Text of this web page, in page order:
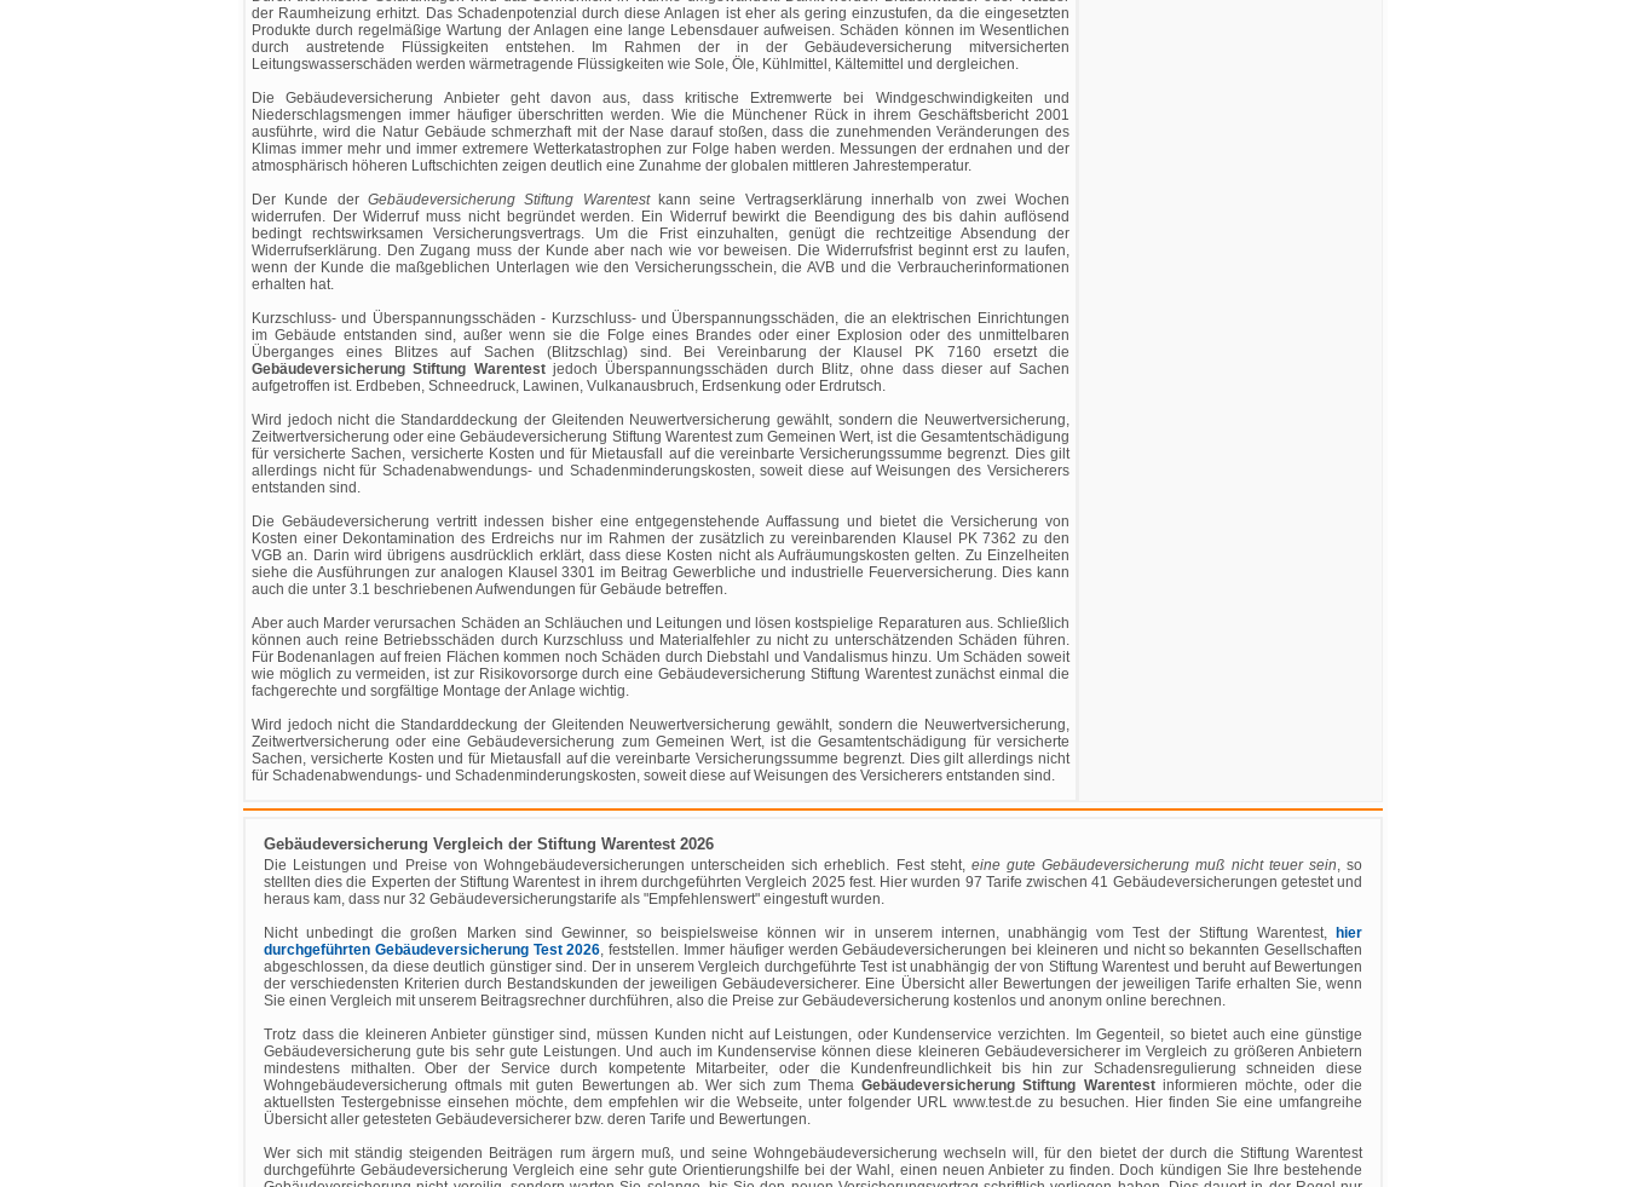
der Raumheizung erhitzt. Das Schadenpotenzial durch diese Anlagen ist eher als gering einzustufen, da die eingesetzten
Produkte durch regelmäßige Wartung der Anlagen eine lange Lebensdauer aufweisen. Schäden können im Wesentlichen
durch austretende Flüssigkeiten entstehen. Im Rahmen der in der Gebäudeversicherung mitversicherten
Leitungswasserschäden werden wärmetragende Flüssigkeiten wie Sole, Öle, Kühlmittel, Kältemittel und dergleichen.
Die Gebäudeversicherung Anbieter geht davon aus, dass kritische Extremwerte bei Windgeschwindigkeiten und
Niederschlagsmengen immer häufiger überschritten werden. Wie die Münchener Rück in ihrem Geschäftsbericht 2001
ausführte, wird die Natur Gebäude schmerzhaft mit der Nase darauf stoßen, dass die zunehmenden Veränderungen des
Klimas immer mehr und immer extremere Wetterkatastrophen zur Folge haben werden. Messungen der erdnahen und der
atmosphärisch höheren Luftschichten zeigen deutlich eine Zunahme der globalen mittleren Jahrestemperatur.
Der Kunde der Gebäudeversicherung Stiftung Warentestkann seine Vertragserklärung innerhalb von zwei Wochen
widerrufen. Der Widerruf muss nicht begründet werden. Ein Widerruf bewirkt die Beendigung des bis dahin auflösend
bedingt rechtswirksamen Versicherungsvertrags. Um die Frist einzuhalten, genügt die rechtzeitige Absendung der
Widerrufserklärung. Den Zugang muss der Kunde aber nach wie vor beweisen. Die Widerrufsfrist beginnt erst zu laufen,
wenn der Kunde die maßgeblichen Unterlagen wie den Versicherungsschein, die AVB und die Verbraucherinformationen
erhalten hat.
Kurzschluss- und Überspannungsschäden - Kurzschluss- und Überspannungsschäden, die an elektrischen Einrichtungen
im Gebäude entstanden sind, außer wenn sie die Folge eines Brandes oder einer Explosion oder des unmittelbaren
Überganges eines Blitzes auf Sachen (Blitzschlag) sind. Bei Vereinbarung der Klausel PK 7160 ersetzt die
Gebäudeversicherung Stiftung Warentestjedoch Überspannungsschäden durch Blitz, ohne dass dieser auf Sachen
aufgetroffen ist. Erdbeben, Schneedruck, Lawinen, Vulkanausbruch, Erdsenkung oder Erdrutsch.
Wird jedoch nicht die Standarddeckung der Gleitenden Neuwertversicherung gewählt, sondern die Neuwertversicherung,
Zeitwertversicherung oder eine Gebäudeversicherung Stiftung Warentest zum Gemeinen Wert, ist die Gesamtentschädigung
für versicherte Sachen, versicherte Kosten und für Mietausfall auf die vereinbarte Versicherungssumme begrenzt. Dies gilt
allerdings nicht für Schadenabwendungs- und Schadenminderungskosten, soweit diese auf Weisungen des Versicherers
entstanden sind.
Die Gebäudeversicherung vertritt indessen bisher eine entgegenstehende Auffassung und bietet die Versicherung von
Kosten einer Dekontamination des Erdreichs nur im Rahmen der zusätzlich zu vereinbarenden Klausel PK 7362 zu den
VGB an. Darin wird übrigens ausdrücklich erklärt, dass diese Kosten nicht als Aufräumungskosten gelten. Zu Einzelheiten
siehe die Ausführungen zur analogen Klausel 3301 im Beitrag Gewerbliche und industrielle Feuerversicherung. Dies kann
auch die unter 3.1 beschriebenen Aufwendungen für Gebäude betreffen.
Aber auch Marder verursachen Schäden an Schläuchen und Leitungen und lösen kostspielige Reparaturen aus. Schließlich
können auch reine Betriebsschäden durch Kurzschluss und Materialfehler zu nicht zu unterschätzenden Schäden führen.
Für Bodenanlagen auf freien Flächen kommen noch Schäden durch Diebstahl und Vandalismus hinzu. Um Schäden soweit
wie möglich zu vermeiden, ist zur Risikovorsorge durch eine Gebäudeversicherung Stiftung Warentest zunächst einmal die
fachgerechte und sorgfältige Montage der Anlage wichtig.
Wird jedoch nicht die Standarddeckung der Gleitenden Neuwertversicherung gewählt, sondern die Neuwertversicherung,
Zeitwertversicherung oder eine Gebäudeversicherung zum Gemeinen Wert, ist die Gesamtentschädigung für versicherte
Sachen, versicherte Kosten und für Mietausfall auf die vereinbarte Versicherungssumme begrenzt. Dies gilt allerdings nicht
für Schadenabwendungs- und Schadenminderungskosten, soweit diese auf Weisungen des Versicherers entstanden sind.
Gebäudeversicherung Vergleich der Stiftung Warentest 2026
Die Leistungen und Preise von Wohngebäudeversicherungen unterscheiden sich erheblich. Fest steht, eine gute Gebäudeversicherung muß nicht teuer sein, so
stellten dies die Experten der Stiftung Warentest in ihrem durchgeführten Vergleich 2025 fest. Hier wurden 97 Tarife zwischen 41 Gebäudeversicherungen getestet und
heraus kam, dass nur 32 Gebäudeversicherungstarife als "Empfehlenswert" eingestuft wurden.
Nicht unbedingt die großen Marken sind Gewinner, so beispielsweise können wir in unserem internen, unabhängig vom Test der Stiftung Warentest,
hier
durchgeführten Gebäudeversicherung Test 2026, feststellen. Immer häufiger werden Gebäudeversicherungen bei kleineren und nicht so bekannten Gesellschaften
abgeschlossen, da diese deutlich günstiger sind. Der in unserem Vergleich durchgeführte Test ist unabhängig der von Stiftung Warentest und beruht auf Bewertungen
der verschiedensten Kriterien durch Bestandskunden der jeweiligen Gebäudeversicherer. Eine Übersicht aller Bewertungen der jeweiligen Tarife erhalten Sie, wenn
Sie einen Vergleich mit unserem Beitragsrechner durchführen, also die Preise zur Gebäudeversicherung kostenlos und anonym online berechnen.
Trotz dass die kleineren Anbieter günstiger sind, müssen Kunden nicht auf Leistungen, oder Kundenservice verzichten. Im Gegenteil, so bietet auch eine günstige
Gebäudeversicherung gute bis sehr gute Leistungen. Und auch im Kundenservise können diese kleineren Gebäudeversicherer im Vergleich zu größeren Anbietern
mindestens mithalten. Ober der Service durch kompetente Mitarbeiter, oder die Kundenfreundlichkeit bis hin zur Schadensregulierung schneiden diese
Wohngebäudeversicherung oftmals mit guten Bewertungen ab. Wer sich zum ThemaGebäudeversicherung Stiftung Warentestinformieren möchte, oder die
aktuellsten Testergebnisse einsehen möchte, dem empfehlen wir die Webseite, unter folgender URL www.test.de zu besuchen. Hier finden Sie eine umfangreihe
Übersicht aller getesteten Gebäudeversicherer bzw. deren Tarife und Bewertungen.
Wer sich mit ständig steigenden Beiträgen rum ärgern muß, und seine Wohngebäudeversicherung wechseln will, für den bietet der durch die Stiftung Warentest
durchgeführte Gebäudeversicherung Vergleich eine sehr gute Orientierungshilfe bei der Wahl, einen neuen Anbieter zu finden. Doch kündigen Sie Ihre bestehende